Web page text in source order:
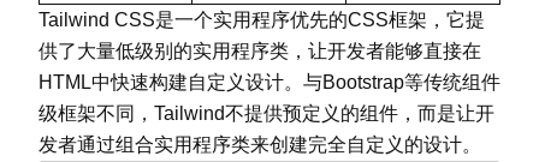
Tailwind CSS是一个实用程序优先的CSS框架，它提
供了大量低级别的实用程序类，让开发者能够直接在
HTML中快速构建自定义设计。与Bootstrap等传统组件
级框架不同，Tailwind不提供预定义的组件，而是让开
发者通过组合实用程序类来创建完全自定义的设计。